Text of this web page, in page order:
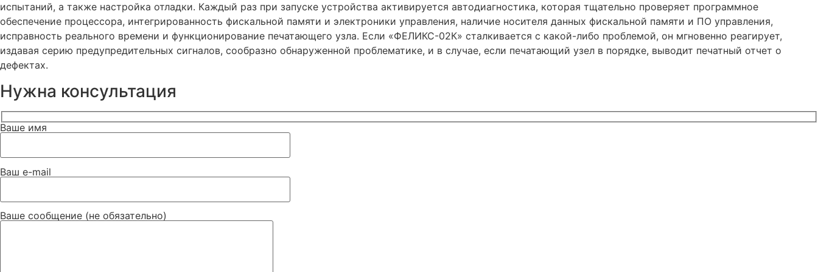
испытаний, а также настройка отладки. Каждый раз при запуске устройства активируется автодиагностика, которая тщательно проверяет программное
обеспечение процессора, интегрированность фискальной памяти и электроники управления, наличие носителя данных фискальной памяти и ПО управления,
исправность реального времени и функционирование печатающего узла. Если «ФЕЛИКС-02К» сталкивается с какой-либо проблемой, он мгновенно реагирует,
издавая серию предупредительных сигналов, сообразно обнаруженной проблематике, и в случае, если печатающий узел в порядке, выводит печатный отчет о
дефектах.
Нужна консультация
Ваше имя
Ваш e-mail
Ваше сообщение (не обязательно)